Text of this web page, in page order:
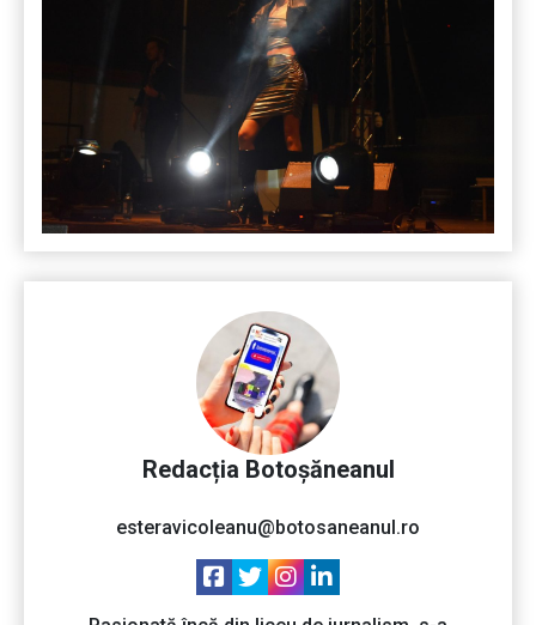
Redacția Botoșăneanul
esteravicoleanu@botosaneanul.ro